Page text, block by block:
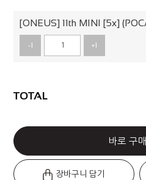
[ONEUS] 11th MINI [5x]
+1
-1
TOTAL
바로 구
장바구니 담기